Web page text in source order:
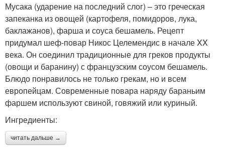
Мусака (ударение на последний слог) – это греческая
запеканка из овощей (картофеля, помидоров, лука,
баклажанов), фарша и соуса бешамель. Рецепт
придумал шеф-повар Никос Целемендис в начале XX
века. Он соединил традиционные для греков продукты
(овощи и баранину) с французским соусом бешамель.
Блюдо понравилось не только грекам, но и всем
европейцам. Современные повара наряду бараньим
фаршем используют свиной, говяжий или куриный.
Ингредиенты:
читать дальше →